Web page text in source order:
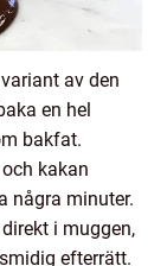
av den
en hel
bakfat.
kakan
några minuter.
i muggen,
efterrätt.